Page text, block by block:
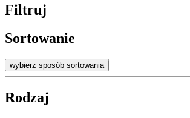
Filtruj
Sortowanie
wybierz sposób sortowania
Rodzaj